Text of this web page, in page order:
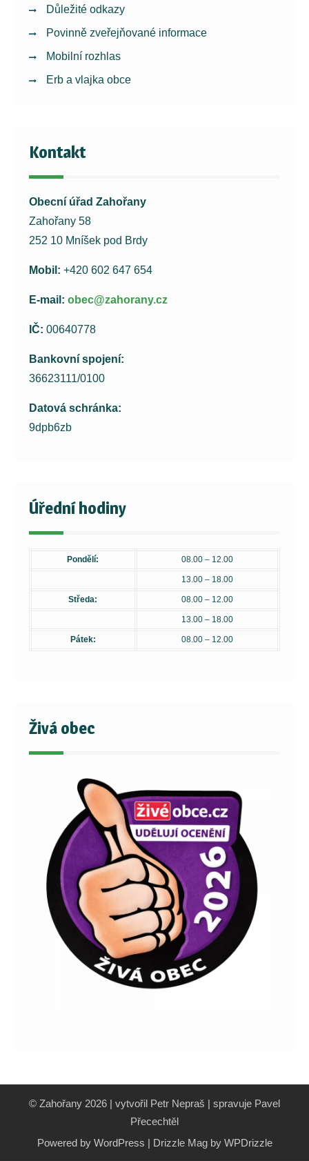
Důležité odkazy
Povinně zveřejňované informace
Mobilní rozhlas
Erb a vlajka obce
Kontakt
Obecní úřad Zahořany
Zahořany 58
252 10 Mníšek pod Brdy
Mobil: +420 602 647 654
E-mail: obec@zahorany.cz
IČ: 00640778
Bankovní spojení:
36623111/0100
Datová schránka:
9dpb6zb
Úřední hodiny
Pondělí: 08.00 – 12.00
13.00 – 18.00
Středa: 08.00 – 12.00
13.00 – 18.00
Pátek: 08.00 – 12.00
Živá obec
© Zahořany 2026 | vytvořil Petr Nepraš | spravuje Pavel
Přecechtěl
Powered by WordPress | Drizzle Mag by WPDrizzle